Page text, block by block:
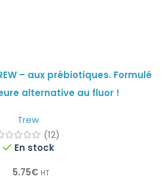
– aux prébiotiques. Formulé
alternative au fluor !
Trew
(12)
En stock
5.75€ HT